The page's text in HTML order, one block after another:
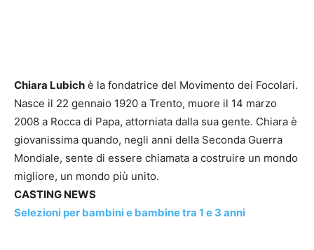
Chiara Lubich è la fondatrice del Movimento dei Focolari.
Nasce il 22 gennaio 1920 a Trento, muore il 14 marzo
2008 a Rocca di Papa, attorniata dalla sua gente. Chiara è
giovanissima quando, negli anni della Seconda Guerra
Mondiale, sente di essere chiamata a costruire un mondo
migliore, un mondo più unito.
CASTING NEWS
Selezioni per bambini e bambine tra 1 e 3 anni